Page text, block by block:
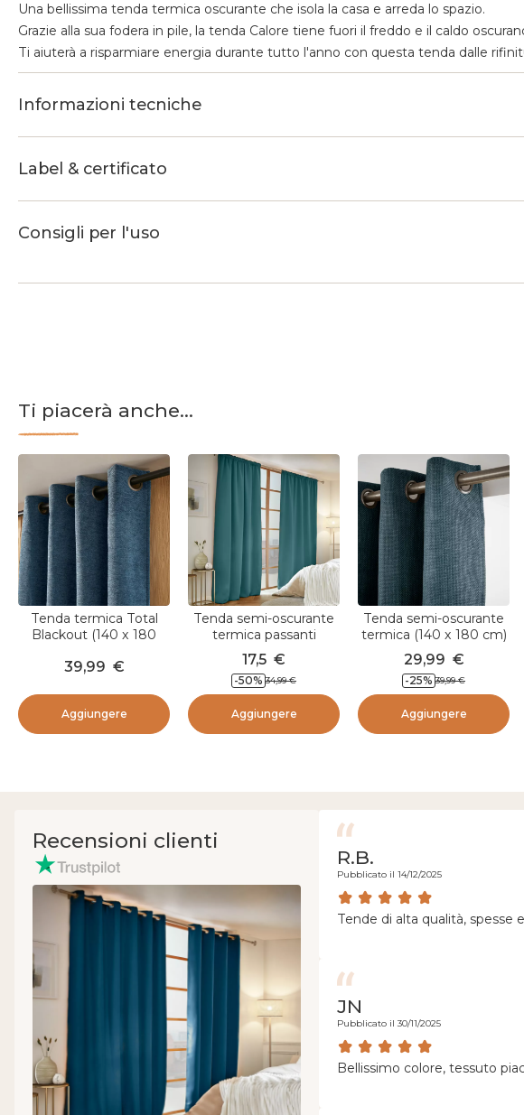
Una bellissima tenda termica oscurante che isola la casa e arreda lo spazio.
Grazie alla sua fodera in pile, la tenda Calore tiene fuori il freddo e il caldo
Ti aiuterà a risparmiare energia durante tutto l'anno con questa tenda dalle
Informazioni tecniche
Label & certificato
Consigli per l'uso
Ti piacerà anche...
Tenda termica Total
Blackout (140 x 180
39,99 €
Aggiungere
Tenda semi-oscurante
termica passanti
nascosti (140 x 240 cm)
Calore Blu ottanio
17,5 €
-50% 34,99 €
Aggiungere
Tenda semi-oscurante
termica (140 x 180 cm)
Alba Blu
29,99 €
-25% 39,99 €
Aggiungere
Recensioni clienti
R.B.
Pubblicato il 14/12/2025
Tende di alta qualità, spesse
JN
Pubblicato il 30/11/2025
Bellissimo colore, tessuto